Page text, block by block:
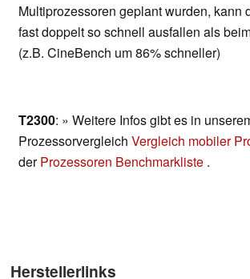
Multiprozessoren geplant wurden, kann
fast doppelt so schnell ausfallen als
(z.B. CineBench um 86% schneller)
T2300: » Weitere Infos gibt es in
Prozessorvergleich Vergleich mobiler
derProzessoren Benchmarkliste .
Herstellerlinks